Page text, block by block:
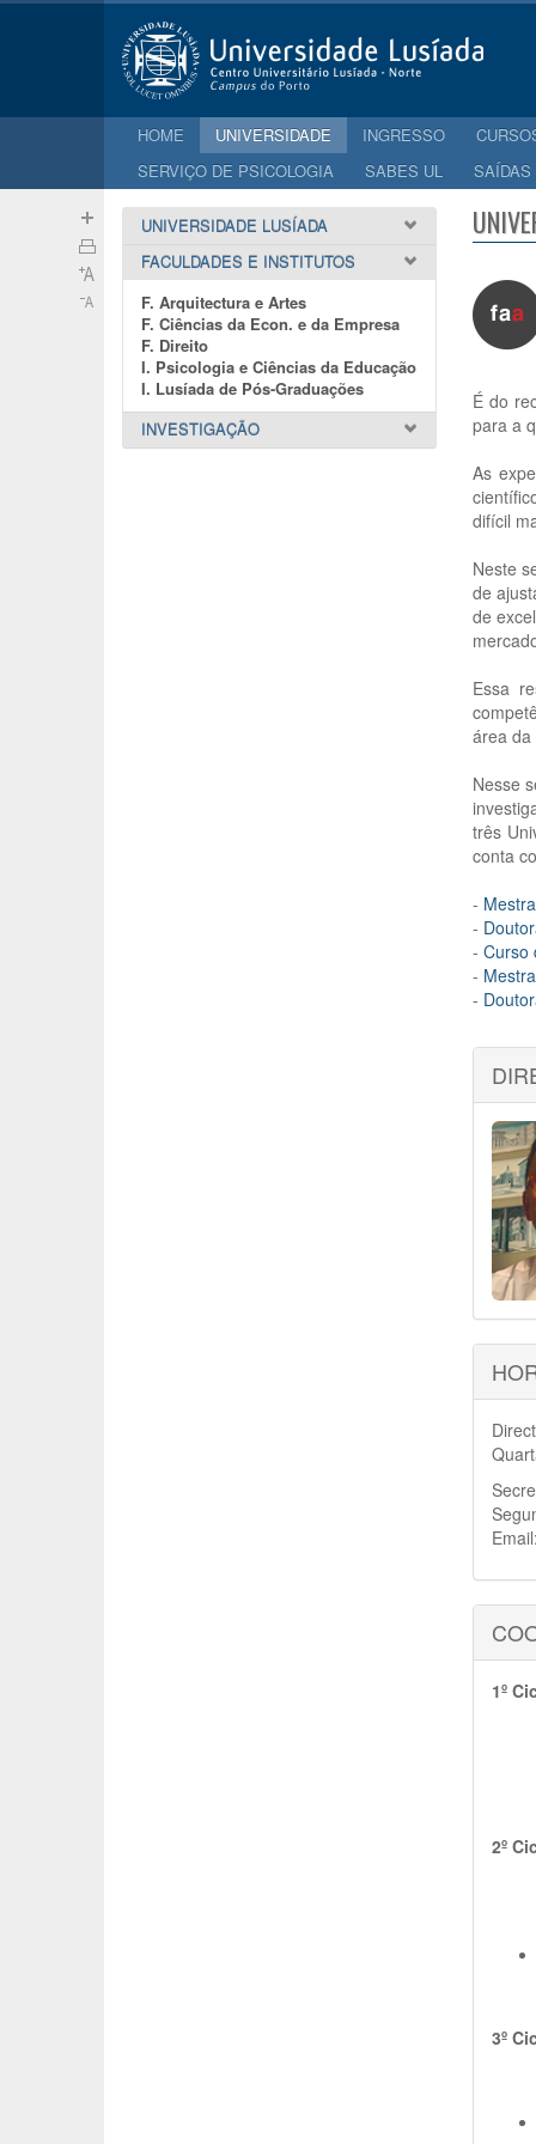
HOME UNIVERSIDADE INGRESSO
SERVIÇO DE PSICOLOGIA
SABES UL
UNIVERSIDADE LUSÍADA
FACULDADES E INSTITUTOS
F. Arquitectura e Artes
F. Ciências da Econ. e da Empresa
F. Direito
I. Psicologia e Ciências da Educação
I. Lusíada de Pós-Graduações
INVESTIGAÇÃO
É do
para a
As
difícil
Neste
de
de
Essa
área da
Nesse
três
conta
-
-
- Curso
-
-
1º
2º
3º